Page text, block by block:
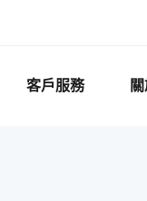
客戶服務